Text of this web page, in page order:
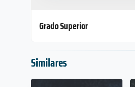
Grado Superior
Técnico Superior en
Desarrollo de
Similares